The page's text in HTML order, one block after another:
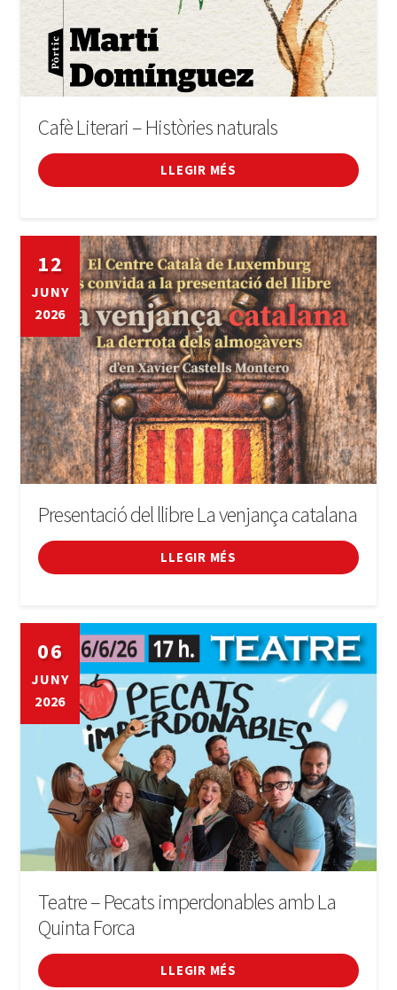
Cafè Literari – Històries naturals
LLEGIR MÉS
12
JUNY
2026
Presentació del llibre La venjança catalana
LLEGIR MÉS
06
JUNY
2026
Teatre – Pecats imperdonables amb La
Quinta Forca
LLEGIR MÉS